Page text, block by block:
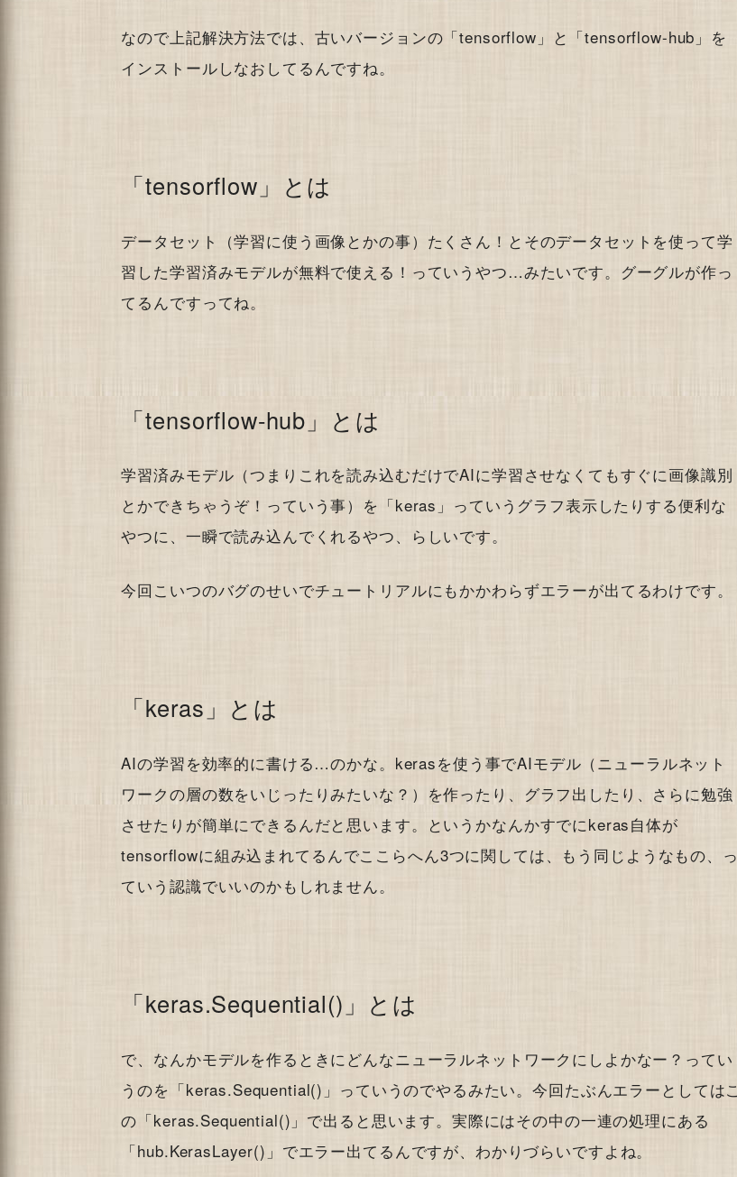
なので上記解決方法では、古いバージョンの「tensorflow」と「tensorflow-hub」を
インストールしなおしてるんですね。
「tensorflow」とは
データセット（学習に使う画像とかの事）たくさん！とそのデータセットを使って学
習した学習済みモデルが無料で使える！っていうやつ…みたいです。グーグルが作っ
てるんですってね。
「tensorflow-hub」とは
学習済みモデル（つまりこれを読み込むだけでAIに学習させなくてもすぐに画像識別
とかできちゃうぞ！っていう事）を「keras」っていうグラフ表示したりする便利な
やつに、一瞬で読み込んでくれるやつ、らしいです。
今回こいつのバグのせいでチュートリアルにもかかわらずエラーが出てるわけです。
「keras」とは
AIの学習を効率的に書ける…のかな。kerasを使う事でAIモデル（ニューラルネット
ワークの層の数をいじったりみたいな？）を作ったり、グラフ出したり、さらに勉強
させたりが簡単にできるんだと思います。というかなんかすでにkeras自体が
tensorflowに組み込まれてるんでここらへん3つに関しては、もう同じようなもの、っ
ていう認識でいいのかもしれません。
「keras.Sequential()」とは
で、なんかモデルを作るときにどんなニューラルネットワークにしよかなー？ってい
うのを「keras.Sequential()」っていうのでやるみたい。今回たぶんエラーとしてはこ
の「keras.Sequential()」で出ると思います。実際にはその中の一連の処理にある
「hub.KerasLayer()」でエラー出てるんですが、わかりづらいですよね。